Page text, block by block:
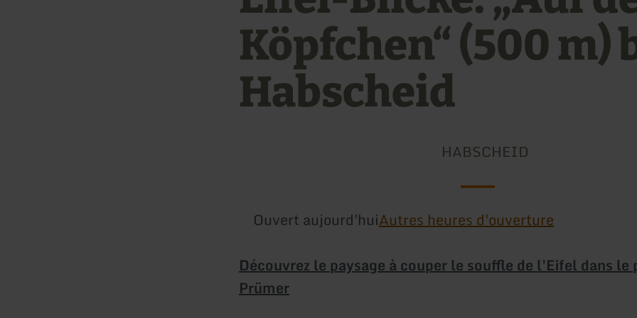
Köpfchen“ (500 m)
Habscheid
HABSCHEID
Ouvert aujourd'huiAutres heures d'ouverture
Découvrez le paysage à couper le souffle de l'Eifel dans le
Prümer